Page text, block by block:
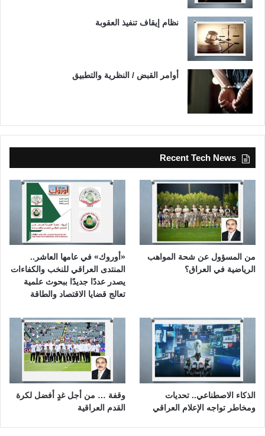
نظام إيقاف تنفيذ العقوبة
أوامر القبض / النظرية والتطبيق
Recent Tech News
من المسؤول عن شحة المواهب
الرياضية في العراق؟
«أوروك» في عامها العاشر..
المنتدى العراقي للنخب والكفاءات
يصدر عددًا جديدًا ببحوث علمية
تعالج قضايا الاقتصاد والطاقة
الذكاء الاصطناعي.. تحديات
ومخاطر تواجه الإعلام العراقي
وقفة … من أجل غدٍ أفضل لكرة
القدم العراقية